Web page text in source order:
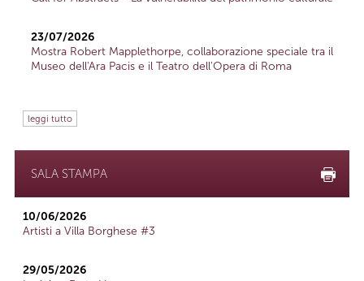
23/07/2026
Mostra Robert Mapplethorpe, collaborazione speciale tra il
Museo dell'Ara Pacis e il Teatro dell'Opera di Roma
leggi tutto
SALA STAMPA
10/06/2026
Artisti a Villa Borghese #3
29/05/2026